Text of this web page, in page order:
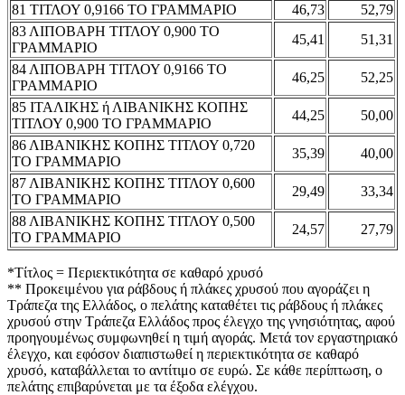
81 ΤΙΤΛΟΥ 0,9166 ΤΟ ΓΡΑΜΜΑΡΙΟ
46,73
52,79
83 ΛΙΠΟΒΑΡΗ ΤΙΤΛΟΥ 0,900 ΤΟ
ΓΡΑΜΜΑΡΙΟ
45,41
51,31
84 ΛΙΠΟΒΑΡΗ ΤΙΤΛΟΥ 0,9166 ΤΟ
ΓΡΑΜΜΑΡΙΟ
46,25
52,25
85 ΙΤΑΛΙΚΗΣ ή ΛΙΒΑΝΙΚΗΣ ΚΟΠΗΣ
ΤΙΤΛΟΥ 0,900 ΤΟ ΓΡΑΜΜΑΡΙΟ
44,25
50,00
86 ΛΙΒΑΝΙΚΗΣ ΚΟΠΗΣ ΤΙΤΛΟΥ 0,720
ΤΟ ΓΡΑΜΜΑΡΙΟ
35,39
40,00
87 ΛΙΒΑΝΙΚΗΣ ΚΟΠΗΣ ΤΙΤΛΟΥ 0,600
ΤΟ ΓΡΑΜΜΑΡΙΟ
29,49
33,34
88 ΛΙΒΑΝΙΚΗΣ ΚΟΠΗΣ ΤΙΤΛΟΥ 0,500
ΤΟ ΓΡΑΜΜΑΡΙΟ
24,57 27,79
*Τίτλος = Περιεκτικότητα σε καθαρό χρυσό
** Προκειμένου για ράβδους ή πλάκες χρυσού που αγοράζει η
Τράπεζα της Ελλάδος, ο πελάτης καταθέτει τις ράβδους ή πλάκες
χρυσού στην Τράπεζα Ελλάδος προς έλεγχο της γνησιότητας, αφού
προηγουμένως συμφωνηθεί η τιμή αγοράς. Μετά τον εργαστηριακό
έλεγχο, και εφόσον διαπιστωθεί η περιεκτικότητα σε καθαρό
χρυσό, καταβάλλεται το αντίτιμο σε ευρώ. Σε κάθε περίπτωση, ο
πελάτης επιβαρύνεται με τα έξοδα ελέγχου.